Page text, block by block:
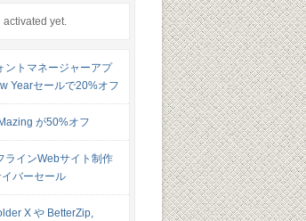
activated yet.
ントマネージャーアプ
Yearセールで20%オフ
が50%オフ
ラインWebサイト制作
バーセール
X や BetterZip,